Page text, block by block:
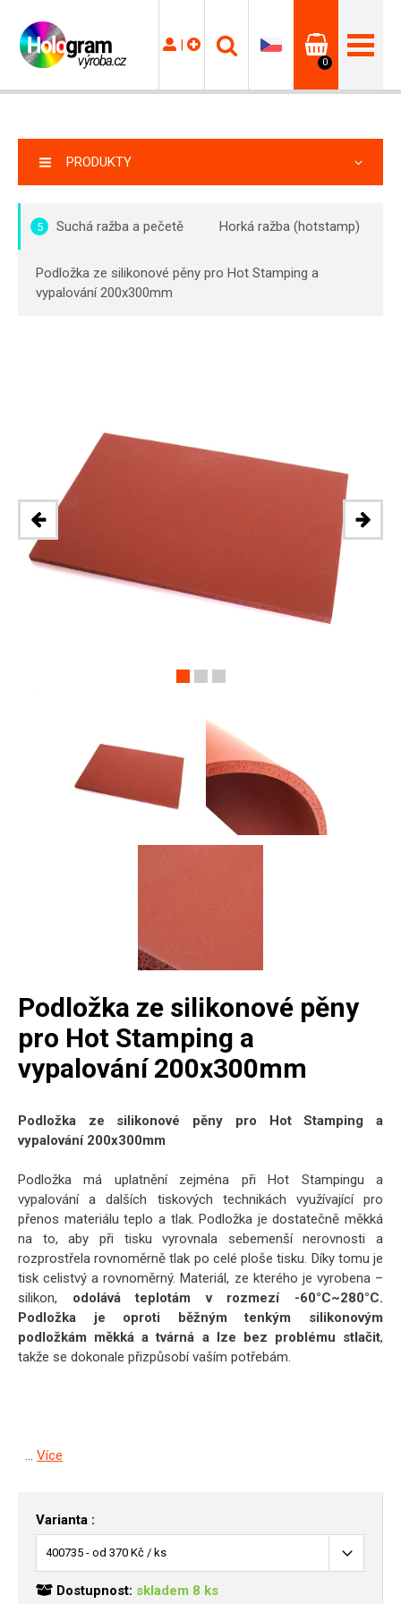
|
0
PRODUKTY
5 Suchá ražba a pečetě Horká ražba (hotstamp)
Podložka ze silikonové pěny pro Hot Stamping a
vypalování 200x300mm
Podložka ze silikonové pěny
pro Hot Stamping a
vypalování 200x300mm
Podložka ze silikonové pěny pro Hot Stamping a
vypalování 200x300mm
Podložka má uplatnění zejména při Hot Stampingu a
vypalování a dalších tiskových technikách využívající pro
přenos materiálu teplo a tlak. Podložka je dostatečně měkká
na to, aby při tisku vyrovnala sebemenší nerovnosti a
rozprostřela rovnoměrně tlak po celé ploše tisku. Díky tomu je
tisk celistvý a rovnoměrný. Materiál, ze kterého je vyrobena –
silikon, odolává teplotám v rozmezí -60°C~280°C.
Podložka je oproti běžným tenkým silikonovým
podložkám měkká a tvárná a lze bez problému stlačit,
takže se dokonale přizpůsobí vaším potřebám.
... Více
Varianta :
Dostupnost: skladem 8 ks